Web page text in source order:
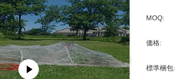
MOQ:
価格:
標準梱包: